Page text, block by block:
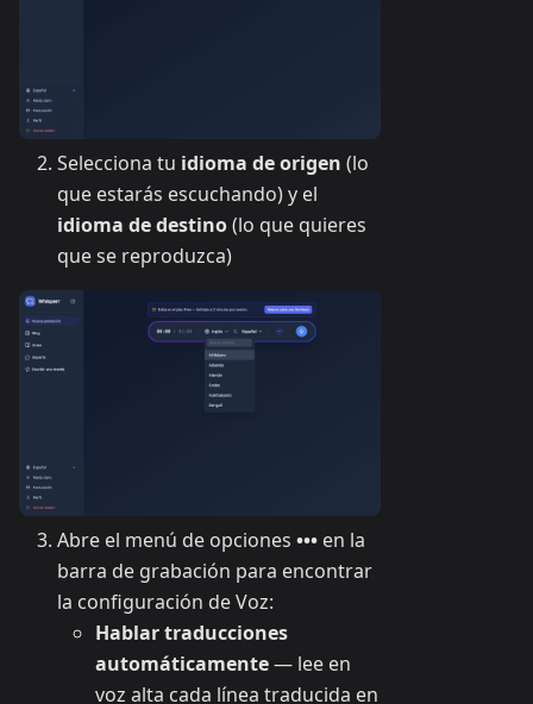
Selecciona tu idioma de origen (lo
que estarás escuchando) y el
idioma de destino(lo que quieres
que se reproduzca)
Abre el menú de opciones ••• en la
barra de grabación para encontrar
la configuración de Voz:
Hablar traducciones
automáticamente— lee en
voz alta cada línea traducida en